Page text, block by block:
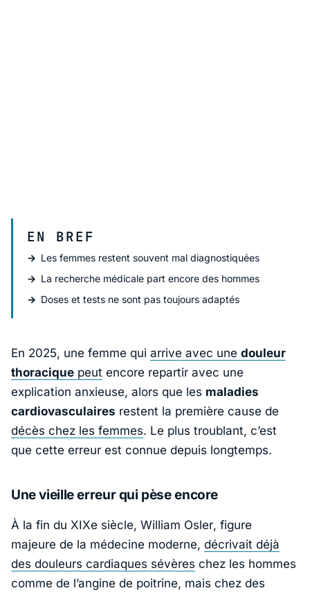
EN BREF
Les femmes restent souvent mal diagnostiquées
La recherche médicale part encore des hommes
Doses et tests ne sont pas toujours adaptés
En 2025, une femme qui arrive avec une douleur
thoracique peut encore repartir avec une
explication anxieuse, alors que les maladies
cardiovasculaires restent la première cause de
décès chez les femmes. Le plus troublant, c’est
que cette erreur est connue depuis longtemps.
Une vieille erreur qui pèse encore
À la fin du XIXe siècle, William Osler, figure
majeure de la médecine moderne, décrivait déjà
des douleurs cardiaques sévères chez les hommes
comme de l’angine de poitrine, mais chez des